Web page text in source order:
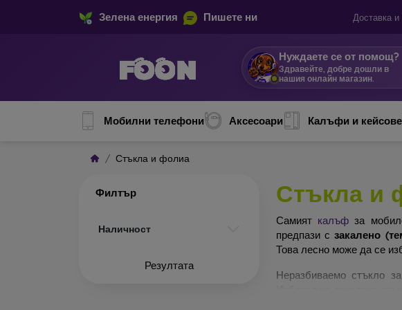
Зелена енергия Пишете ни Доставка
Нуждаете се от помощ?
Здравейте, добре дошли в
нашия онлайн магазин.
Мобилни телефони Аксесоари Калъфи и кейсове
Стъкла и фолиа
Филтър
Наличност
Резултата
Стъкла и
Самият калъф за
предпази сзакалено
Това лесно може да се
Неразбиваемо стъкло
по-добра ще бъде